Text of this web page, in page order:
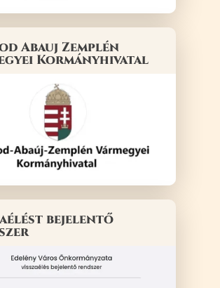
Abauj Zemplén
Kormányhivatal
bejelentő